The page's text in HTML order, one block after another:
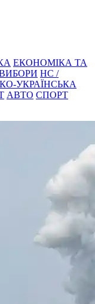
ЕКОНОМІКА ТА
НС /
УКРАЇНСЬКА
АВТО СПОРТ